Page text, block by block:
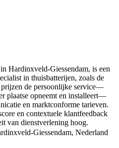
Hardinxveld‑Giessendam, is een
in thuisbatterijen, zoals de
de persoonlijke service—
plaatse opneemt en installeert—
en marktconforme tarieven.
en contextuele klantfeedback
van dienstverlening hoog.
Giessendam, Nederland